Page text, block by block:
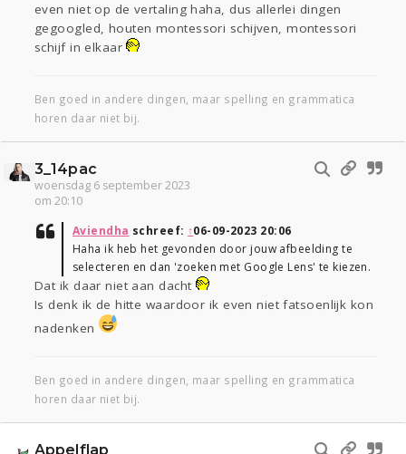
even niet op de vertaling haha, dus allerlei dingen
gegoogled, houten montessori schijven, montessori
schijf in elkaar
Ben goed in andere dingen, maar spelling en grammatica
horen daar niet bij.
3_14pac
woensdag 6 september 2023
om 20:10
Aviendha schreef: ↑06-09-2023 20:06
Haha ik heb het gevonden door jouw afbeelding te
selecteren en dan 'zoeken met Google Lens' te kiezen.
Dat ik daar niet aan dacht
Is denk ik de hitte waardoor ik even niet fatsoenlijk kon
nadenken
Ben goed in andere dingen, maar spelling en grammatica
horen daar niet bij.
Appelflap